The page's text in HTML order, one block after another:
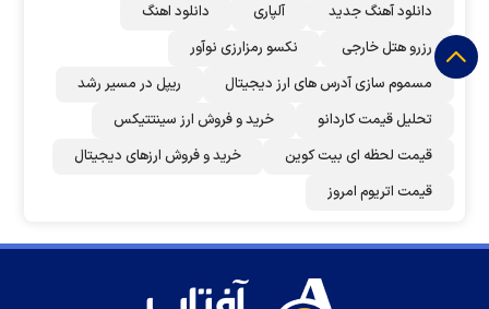
دانلود آهنگ جدید
آلپاری
دانلود اهنگ
رزرو هتل خارجی
نکسو رمزارزی نوآور
مسموم سازی آدرس های ارز دیجیتال
ریپل در مسیر رشد
تحلیل قیمت کاردانو
خرید و فروش ارز سینتتیکس
قیمت لحظه ای بیت کوین
خرید و فروش ارزهای دیجیتال
قیمت اتریوم امروز